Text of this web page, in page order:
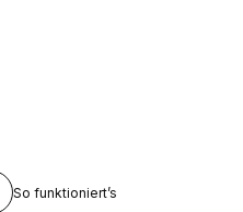
So funktioniert’s